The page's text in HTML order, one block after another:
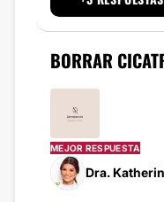
BORRAR
MEJOR RESPUESTA
Dra.